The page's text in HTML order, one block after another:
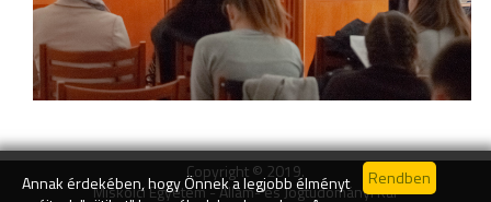
Annak érdekében, hogy Önnek a legjobb élményt
Copyright © 2019.
Miskolci Egyetem - Állam- és Jogtudományi Kar